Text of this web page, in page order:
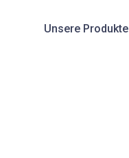
Unsere Produkte